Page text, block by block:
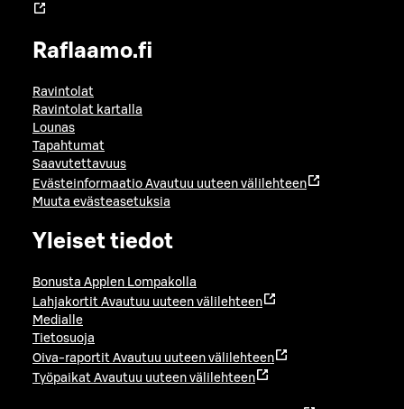
Raflaamo.fi
Ravintolat
Ravintolat kartalla
Lounas
Tapahtumat
Saavutettavuus
Evästeinformaatio Avautuu uuteen välilehteen
Muuta evästeasetuksia
Yleiset tiedot
Bonusta Applen Lompakolla
Lahjakortit Avautuu uuteen välilehteen
Medialle
Tietosuoja
Oiva-raportit Avautuu uuteen välilehteen
Työpaikat Avautuu uuteen välilehteen